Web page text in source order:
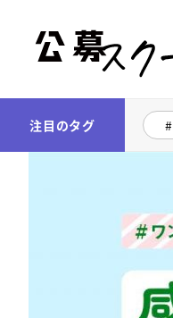
公募スクール
注目のタグ